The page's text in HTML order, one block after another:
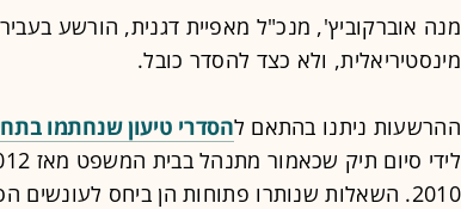
מנה אוברקוביץ', מנכ"ל מאפיית דגנית, הורשע
מינסטיריאלית, ולא כצד להסדר כובל.
ההרשעות ניתנו בהתאם להסדרי טיעון שנחתמו
2010. השאלות שנותרו פתוחות הן ביחס